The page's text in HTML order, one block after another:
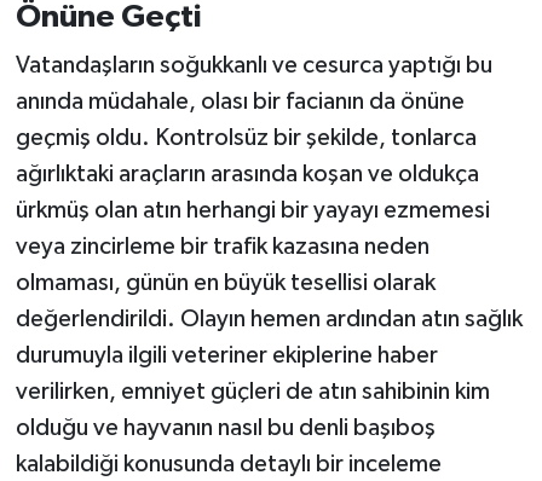
Önüne Geçti
​Vatandaşların soğukkanlı ve cesurca yaptığı bu
anında müdahale, olası bir facianın da önüne
geçmiş oldu. Kontrolsüz bir şekilde, tonlarca
ağırlıktaki araçların arasında koşan ve oldukça
ürkmüş olan atın herhangi bir yayayı ezmemesi
veya zincirleme bir trafik kazasına neden
olmaması, günün en büyük tesellisi olarak
değerlendirildi. Olayın hemen ardından atın sağlık
durumuyla ilgili veteriner ekiplerine haber
verilirken, emniyet güçleri de atın sahibinin kim
olduğu ve hayvanın nasıl bu denli başıboş
kalabildiği konusunda detaylı bir inceleme